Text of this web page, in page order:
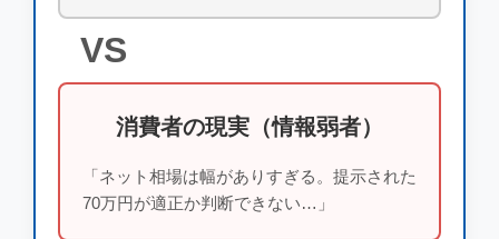
VS
消費者の現実（情報弱者）
「ネット相場は幅がありすぎる。提示された
70万円が適正か判断できない…」